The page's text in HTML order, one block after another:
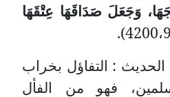
وَجَعَلَ صَدَاقَهَا عِتْقَهَا
: التفاؤل بخراب
فهو من الفأل